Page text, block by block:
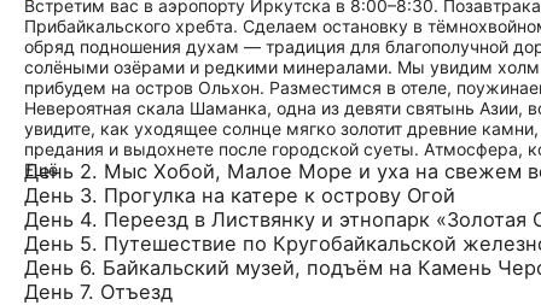
Встретим вас в аэропорту Иркутска в 8:00–8:30.
Прибайкальского хребта. Сделаем остановку в
обряд подношения духам — традиция для благополучной
солёными озёрами и редкими минералами. Мы увидим
прибудем на остров Ольхон. Разместимся в отеле,
Невероятная скала Шаманка, одна из девяти святынь Азии,
увидите, как уходящее солнце мягко золотит древние
предания и выдохнете после городской суеты. Атмосфера,
Ещё
День 2. Мыс Хобой, Малое Море и уха на свежем
День 3. Прогулка на катере к острову Огой
День 4. Переезд в Листвянку и этнопарк
День 5. Путешествие по Кругобайкальской
День 6. Байкальский музей, подъём на Камень
День 7. Отъезд